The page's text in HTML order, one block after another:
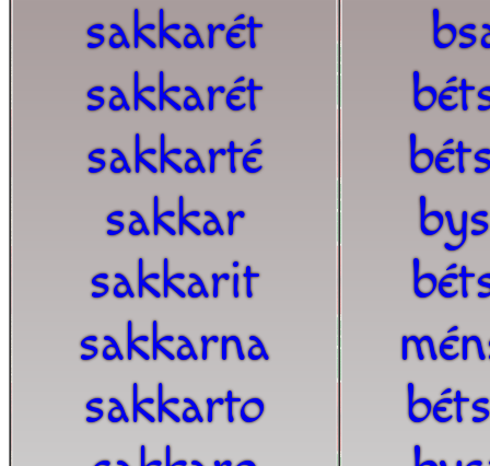
sakkarét
sakkarét
sakkarté
sakkar
sakkarit
sakkarna
sakkarto